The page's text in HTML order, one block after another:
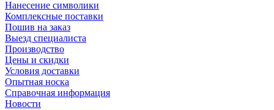
Нанесение символики
Комплексные поставки
Пошив на заказ
Выезд специалиста
Производство
Цены и скидки
Условия доставки
Опытная носка
Справочная информация
Новости